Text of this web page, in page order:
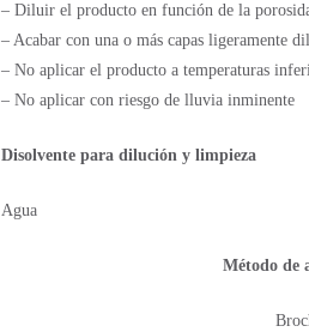
– Diluir el producto en función de la
– Acabar con una o más capas ligeramente
– No aplicar el producto a temperaturas
– No aplicar con riesgo de lluvia inminente
Disolvente para dilución y limpieza
Agua
Método de